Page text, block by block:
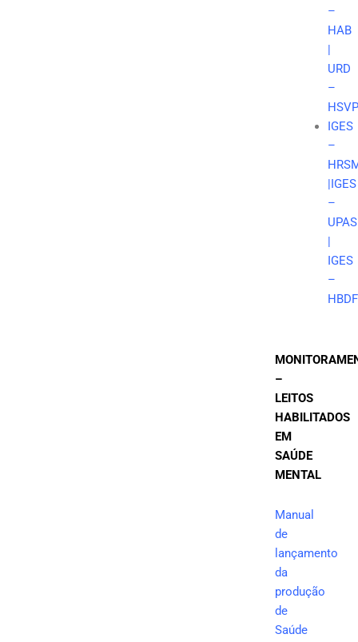
–
HAB
|
URD
–
HSVP
IGES
–
|IGES
–
UPAS
|
IGES
–
HBDF
–
LEITOS
HABILITADOS
EM
SAÚDE
MENTAL
Manual
de
lançamento
da
produção
de
Saúde